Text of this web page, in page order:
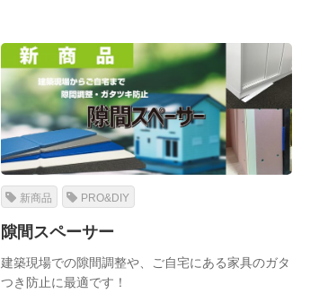
新商品 PRO&DIY
隙間スペーサー
建築現場での隙間調整や、ご自宅にある家具のガタ
つき防止に最適です！